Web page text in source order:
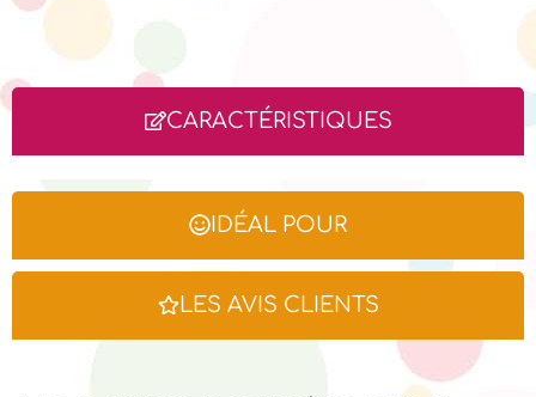
CARACTÉRISTIQUES
IDÉAL POUR
LES AVIS CLIENTS